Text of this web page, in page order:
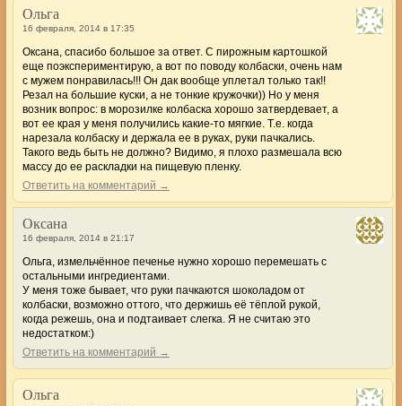
Ольга
16 февраля, 2014 в 17:35
Оксана, спасибо большое за ответ. С пирожным картошкой
еще поэкспериментирую, а вот по поводу колбаски, очень нам
с мужем понравилась!!! Он дак вообще уплетал только так!!
Резал на большие куски, а не тонкие кружочки)) Но у меня
возник вопрос: в морозилке колбаска хорошо затвердевает, а
вот ее края у меня получились какие-то мягкие. Т.е. когда
нарезала колбаску и держала ее в руках, руки пачкались.
Такого ведь быть не должно? Видимо, я плохо размешала всю
массу до ее раскладки на пищевую пленку.
Ответить на комментарий →
Оксана
16 февраля, 2014 в 21:17
Ольга, измельчённое печенье нужно хорошо перемешать с
остальными ингредиентами.
У меня тоже бывает, что руки пачкаются шоколадом от
колбаски, возможно оттого, что держишь её тёплой рукой,
когда режешь, она и подтаивает слегка. Я не считаю это
недостатком:)
Ответить на комментарий →
Ольга